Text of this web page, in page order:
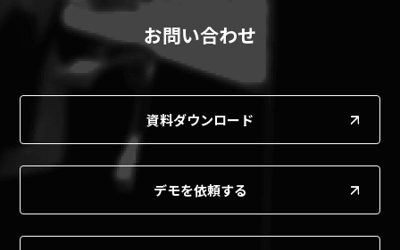
お問い合わせ
資料ダウンロード
デモを依頼する